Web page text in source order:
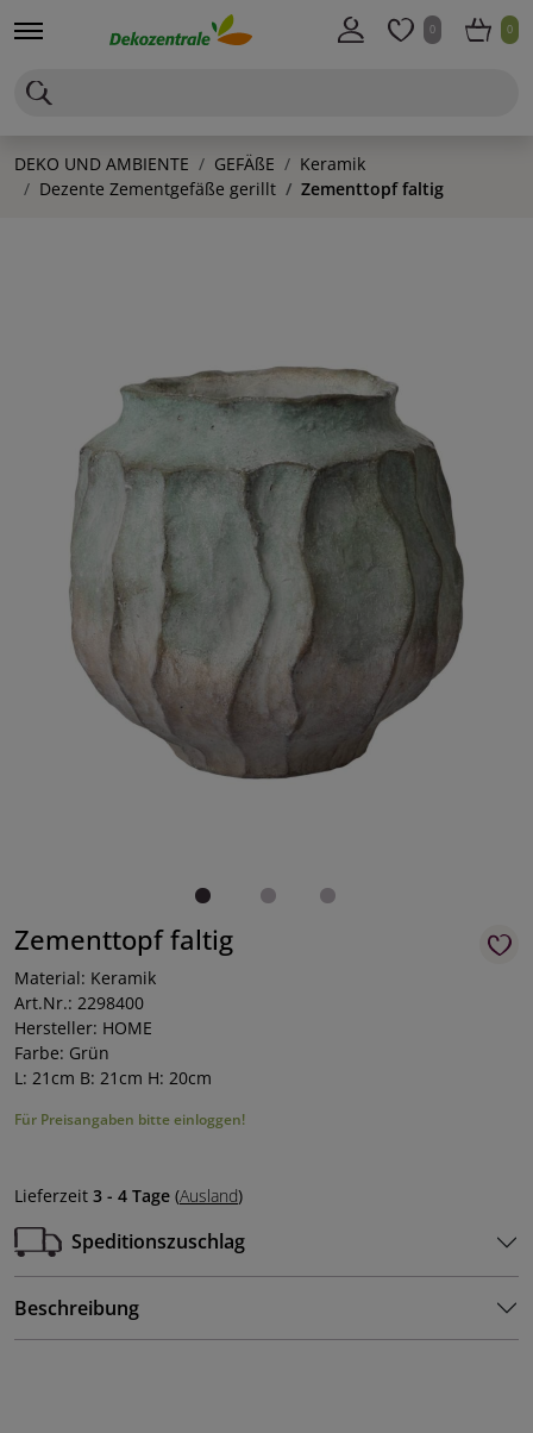
0 0
DEKO UND AMBIENTE GEFÄßE
Keramik
Dezente Zementgefäße gerillt
Zementtopf faltig
Zementtopf faltig
Material: Keramik
Art.Nr.: 2298400
Hersteller: HOME
Farbe: Grün
L: 21cm B: 21cm H: 20cm
Für Preisangaben bitte einloggen!
Lieferzeit 3 - 4 Tage (Ausland)
Speditionszuschlag
Beschreibung